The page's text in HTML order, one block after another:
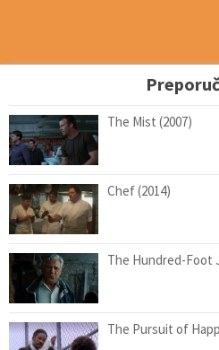
The Mist (2007)
Chef (2014)
The Hundred-Foot
The Pursuit of